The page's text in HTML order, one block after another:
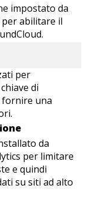
impostato da
abilitare il
per
di
fornire una
da
per limitare
e quindi
su siti ad alto